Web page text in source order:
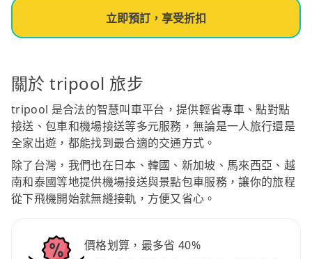
立即預訂，享受折扣
關於 tripool 旅步
tripool 是合法的智慧叫車平台，提供輕省專車、點對點
接送、包車和機場接送等多元服務，無論是一人旅行還是
全家出遊，都能找到最合適的交通方式。
除了台灣，我們也在日本、韓國、新加坡、馬來西亞、越
南和泰國等地提供機場接送與景點包車服務，讓你的旅程
從下飛機開始就無縫接軌，方便又省心。
價格划算，最多省 40%